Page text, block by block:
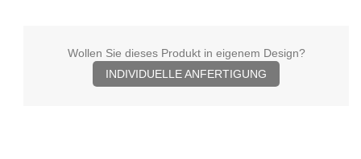
Wollen Sie dieses Produkt in eigenem Design?
INDIVIDUELLE ANFERTIGUNG